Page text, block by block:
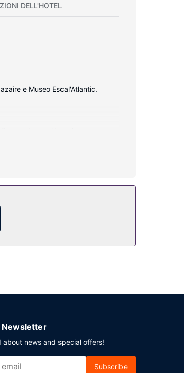
DELL'HOTEL
e Museo Escal'Atlantic.
TV a schermo piatto è l'ideale
questa struttura troverai un
ore 06:00 alle ore 11:30, dietro
Newsletter
about news and special offers!
Subscribe